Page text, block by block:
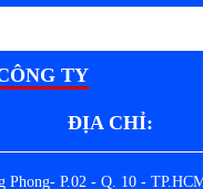
TY
ĐỊA CHỈ:
Phong- P.02 - Q. 10 -